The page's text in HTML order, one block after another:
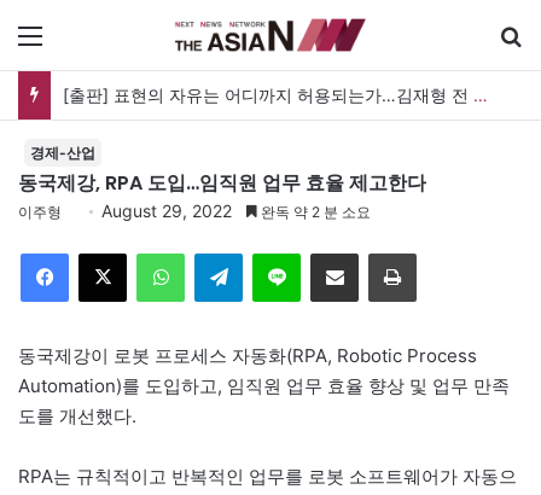
[출판] 표현의 자유는 어디까지 허용되는가…김재형 전 대법관 ‘언론과 인격권’
경제-산업
동국제강, RPA 도입…임직원 업무 효율 제고한다
이주형 August 29, 2022 완독 약 2 분 소요
Telegram 이메일
동국제강이 로봇 프로세스 자동화(RPA, Robotic Process
Automation)를 도입하고, 임직원 업무 효율 향상 및 업무 만족
도를 개선했다.
RPA는 규칙적이고 반복적인 업무를 로봇 소프트웨어가 자동으